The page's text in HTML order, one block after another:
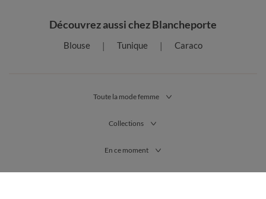
Découvrez aussi chez Blancheporte
Blouse Tunique Caraco
Toute la mode femme
Collections
En ce moment